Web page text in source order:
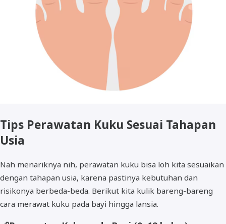
Tips Perawatan Kuku Sesuai Tahapan
Usia
Nah menariknya nih, perawatan kuku bisa loh kita sesuaikan
dengan tahapan usia, karena pastinya kebutuhan dan
risikonya berbeda-beda. Berikut kita kulik bareng-bareng
cara merawat kuku pada bayi hingga lansia.